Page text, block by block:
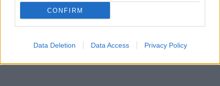
CONFIRM
Data Deletion Data Access Privacy Policy